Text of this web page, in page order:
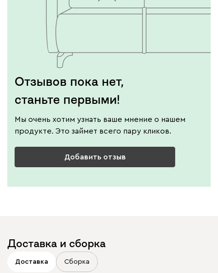
Отзывов пока нет,
станьте первыми!
Мы очень хотим узнать ваше мнение о нашем
продукте. Это займет всего пару кликов.
Добавить отзыв
Доставка и сборка
Доставка Сборка